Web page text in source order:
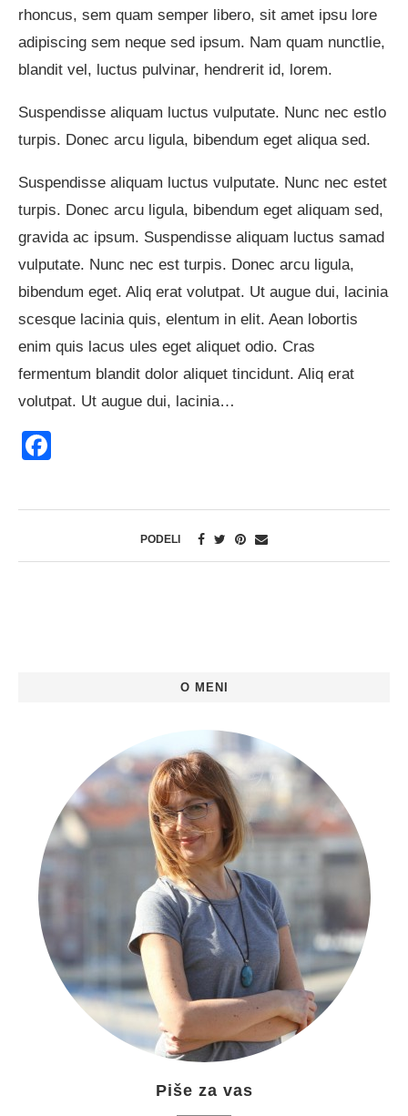
rhoncus, sem quam semper libero, sit amet ipsu lore
adipiscing sem neque sed ipsum. Nam quam nunctlie,
blandit vel, luctus pulvinar, hendrerit id, lorem.
Suspendisse aliquam luctus vulputate. Nunc nec estlo
turpis. Donec arcu ligula, bibendum eget aliqua sed.
Suspendisse aliquam luctus vulputate. Nunc nec estet
turpis. Donec arcu ligula, bibendum eget aliquam sed,
gravida ac ipsum. Suspendisse aliquam luctus samad
vulputate. Nunc nec est turpis. Donec arcu ligula,
bibendum eget. Aliq erat volutpat. Ut augue dui, lacinia
scesque lacinia quis, elentum in elit. Aean lobortis
enim quis lacus ules eget aliquet odio. Cras
fermentum blandit dolor aliquet tincidunt. Aliq erat
volutpat. Ut augue dui, lacinia…
PODELI
O MENI
Piše za vas